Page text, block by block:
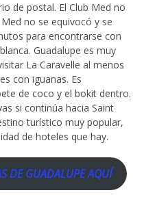
de postal. El Club Med no
no se equivocó y se
para encontrarse con
Guadalupe es muy
La Caravelle al menos
con iguanas. Es
de coco y el bokit dentro.
si continúa hacia Saint
turístico muy popular,
de hoteles que hay.
DE GUADALUPE AQUÍ